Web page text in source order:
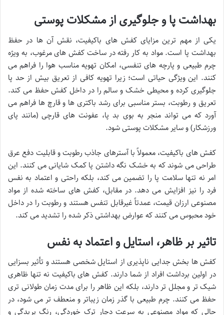
بهداشت پا و جلوگیری از مشکلات پوستی
یکی از مهم ترین مزایای کفش های باکیفیت، نقش آن ها در حفظ
بهداشت پا است. مواد به کار رفته در ساخت کفش های مرغوب، به ویژه
چرم طبیعی و پارچه های تنفسی، امکان تهویه مناسب هوا را فراهم می
کنند. این ویژگی حیاتی است؛ زیرا تهویه کافی از تعریق بیش از حد پا
جلوگیری کرده و محیطی خشک و سالم را در داخل کفش حفظ می کند.
تعریق و رطوبت، بستر مناسبی برای رشد باکتری ها و قارچ ها فراهم می
آورد که می تواند منجر به بوی بد پا، عفونت های قارچی (مانند پای
ورزشکار) و سایر مشکلات پوستی شود.
کفش های باکیفیت، معمولاً با آسترهای جاذب رطوبت و قابلیت دفع عرق
طراحی می شوند که به خشک نگه داشتن پا کمک شایانی می کنند. این
امر نه تنها سلامت پا را تضمین می کند، بلکه راحتی و اعتماد به نفس
فرد را نیز افزایش می دهد. در مقابل، کفش های ساخته شده از مواد
مصنوعی ارزان قیمت، عمدتاً غیرقابل تنفس هستند و رطوبت را در داخل
خود محبوس می کنند که عوارض بهداشتی ذکر شده را تشدید می کند.
تاثیر بر ظاهر، استایل و اعتماد به نفس
کفش ها بخش جدایی ناپذیری از استایل شخصی هستند و تأثیر بسزایی
در اولین برداشت افراد از شما دارند. کفش های باکیفیت نه تنها ظاهری
شیک تر و مجلل تر دارند، بلکه این ظاهر را برای مدت زمان طولانی تری
حفظ می کنند. چرم طبیعی با گذر زمان زیباتر و منعطف تر می شود، در
حالی که مواد مصنوعی به سرعت دچار ترک خوردگی، رنگ پریدگی و